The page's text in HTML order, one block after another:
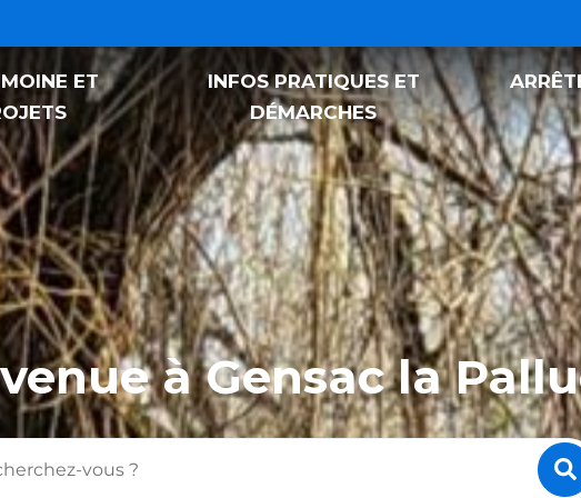
la Pallue
ET
INFOS PRATIQUES ET
DÉMARCHES
à Gensacla